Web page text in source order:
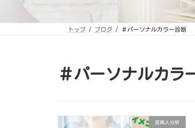
トップ ブログ ＃パーソナルカラー診断
＃パーソナルカラ
芸能人分析